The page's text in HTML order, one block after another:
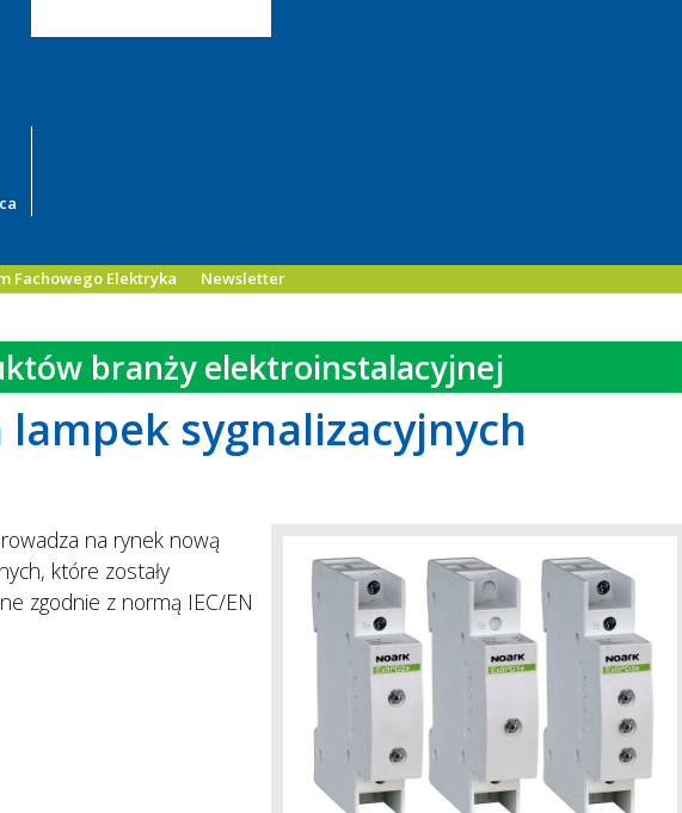
Fachowego Elektryka Newsletter
branży elektroinstalacyjnej
lampek sygnalizacyjnych
na rynek nową
które zostały
zgodnie z normą IEC/EN